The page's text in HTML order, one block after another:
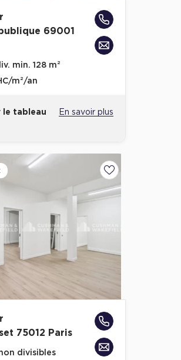
69001
min. 128 m²
m²/an
le tableau
En savoir plus
Ajouter aux favoris
75012 Paris
divisibles